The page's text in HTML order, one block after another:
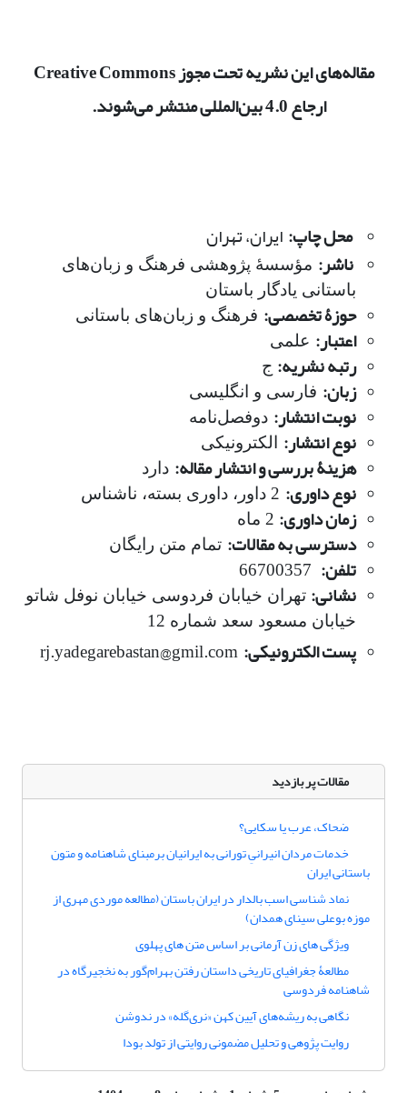
مقاله‌های این نشریه تحت مجوز Creative Commons
ارجاع 4.0 بین‌المللی منتشر می‌شوند.
محل چاپ:ایران، تهران
ناشر: مؤسسۀ پژوهشی فرهنگ و زبان‌های
باستانی یادگار باستان
حوزۀ تخصصی: فرهنگ و زبان‌های باستانی
اعتبار: علمی
رتبه نشریه: ج
زبان: فارسی و انگلیسی
نوبت انتشار: دوفصل‌نامه
نوع انتشار: الکترونیکی
هزینۀ بررسی و انتشار مقاله: دارد
نوع داوری: 2 داور، داوری بسته، ناشناس
زمان داوری:
دسترسی به مقالات: تمام متن رایگان
تلفن:
نشانی: تهران خیابان فردوسی خیابان نوفل شاتو
خیابان مسعود سعد شماره 12
پست الکترونیکی:rj.yadegarebastan@gmil.com
مقالات پر بازدید
ضحاک، عرب یا سکایی؟
خدمات مردان انیرانیِ تورانی به ایرانیان برمبنای شاهنامه و متون
باستانی ایران
نماد شناسی اسب بالدار در ایران باستان (مطالعه موردی مهری از
موزه بوعلی سینای همدان)
ویژگی های زن آرمانی بر اساس متن های پهلوی
مطالعۀ جغرافیای تاریخی داستان رفتن بهرام‌گور به نخجیرگاه در
شاهنامه فردوسی
نگاهی به ریشه‌های آیین کهن «نری‌گله» در ندوشن
روایت پژوهی و تحلیل مضمونی روایتی از تولد بودا